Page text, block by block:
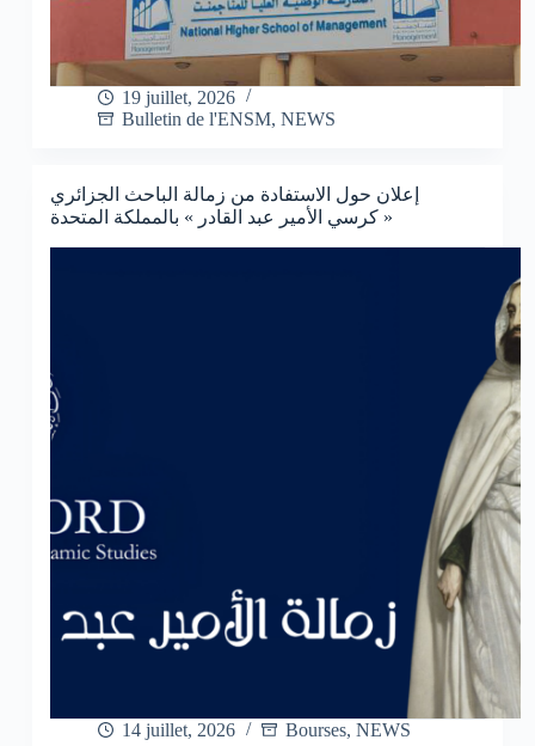
19 juillet, 2026
Bulletin de l'ENSM, NEWS
إعلان حول الاستفادة من زمالة الباحث الجزائري
« كرسي الأمير عبد القادر » بالمملكة المتحدة
14 juillet, 2026 Bourses, NEWS